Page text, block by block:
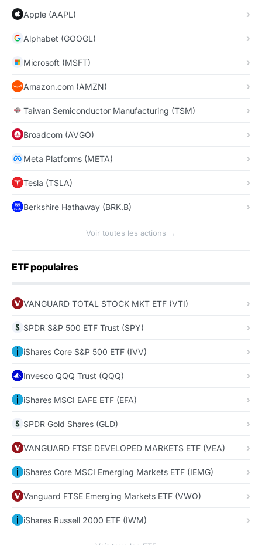
Apple (AAPL)
Alphabet (GOOGL)
Microsoft (MSFT)
Amazon.com (AMZN)
Taiwan Semiconductor Manufacturing (TSM)
Broadcom (AVGO)
Meta Platforms (META)
Tesla (TSLA)
Berkshire Hathaway (BRK.B)
Voir toutes les actions →
ETF populaires
VANGUARD TOTAL STOCK MKT ETF (VTI)
SPDR S&P 500 ETF Trust (SPY)
iShares Core S&P 500 ETF (IVV)
Invesco QQQ Trust (QQQ)
iShares MSCI EAFE ETF (EFA)
SPDR Gold Shares (GLD)
VANGUARD FTSE DEVELOPED MARKETS ETF (VEA)
iShares Core MSCI Emerging Markets ETF (IEMG)
Vanguard FTSE Emerging Markets ETF (VWO)
iShares Russell 2000 ETF (IWM)